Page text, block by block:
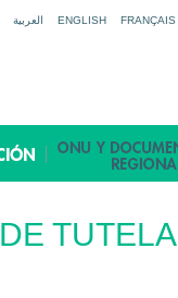
العربية ENGLISH FRANÇAIS
TUTELA